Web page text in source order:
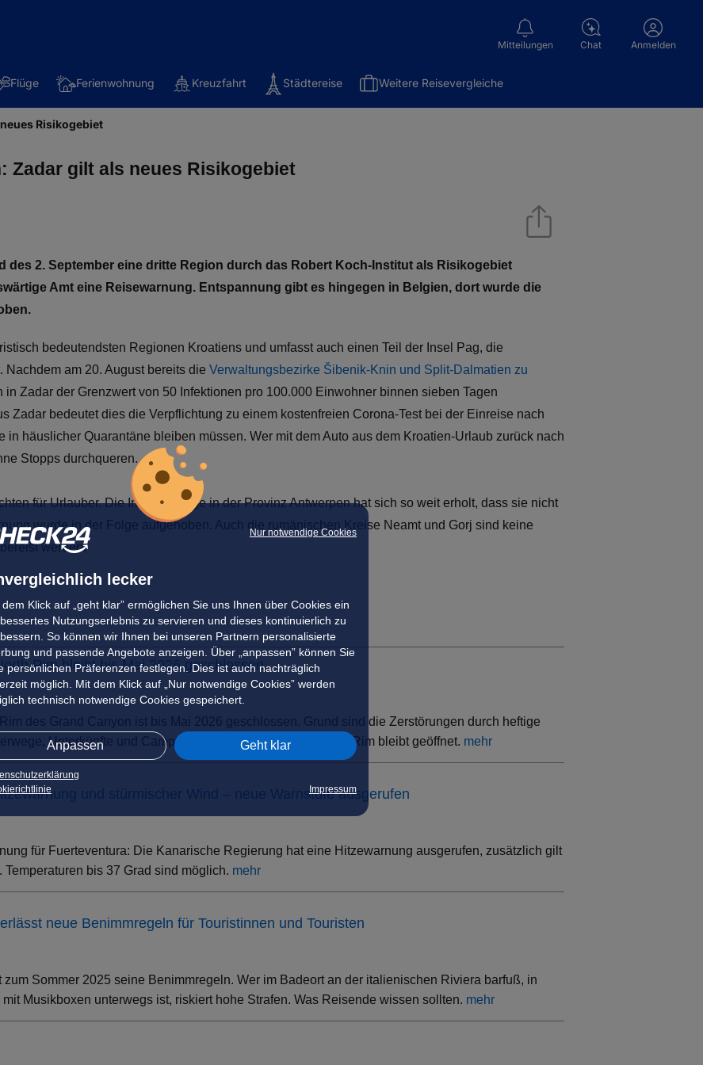
Nur notwendige Cookies
lecker
dem Klick auf „geht klar” ermöglichen Sie uns Ihnen über Cookies ein
Nutzungserlebnis zu servieren und dieses kontinuierlich zu
So können wir Ihnen bei unseren Partnern personalisierte
und passende Angebote anzeigen. Über „anpassen” können Sie
persönlichen Präferenzen festlegen. Dies ist auch nachträglich
möglich. Mit dem Klick auf „Nur notwendige Cookies” werden
technisch notwendige Cookies gespeichert.
Anpassen Geht klar
Impressum
Mitteilungen Chat Anmelden
Flüge Ferienwohnung Kreuzfahrt Städtereise Weitere Reisevergleiche
Risikogebiet
Zadar gilt als neues Risikogebiet
des 2. September eine dritte Region durch das Robert Koch-Institut als Risikogebiet
Amt eine Reisewarnung. Entspannung gibt es hingegen in Belgien, dort wurde die
bedeutendsten Regionen Kroatiens und umfasst auch einen Teil der Insel Pag, die
am 20. August bereits die Verwaltungsbezirke Šibenik-Knin und Split-Dalmatien zu
in Zadar der Grenzwert von 50 Infektionen pro 100.000 Einwohner binnen sieben Tagen
Zadar bedeutet dies die Verpflichtung zu einem kostenfreien Corona-Test bei der Einreise nach
in häuslicher Quarantäne bleiben müssen. Wer mit dem Auto aus dem Kroatien-Urlaub zurück nach
Stopps durchqueren.
für Urlauber. Die Infektionslage in der Provinz Antwerpen hat sich so weit erholt, dass sie nicht
wurde in der Folge aufgehoben. Auch die rumänischen Kreise Neamt und Gorj sind keine
werden.
Rim bleibt bis Mai 2026 geschlossen
des Grand Canyon ist bis Mai 2026 geschlossen. Grund sind die Zerstörungen durch heftige
Unterkünfte und Campsites sind betroffen – der South Rim bleibt geöffnet. mehr
und stürmischer Wind – neue Warnstufe ausgerufen
für Fuerteventura: Die Kanarische Regierung hat eine Hitzewarnung ausgerufen, zusätzlich gilt
bis 37 Grad sind möglich. mehr
neue Benimmregeln für Touristinnen und Touristen
zum Sommer 2025 seine Benimmregeln. Wer im Badeort an der italienischen Riviera barfuß, in
Musikboxen unterwegs ist, riskiert hohe Strafen. Was Reisende wissen sollten. mehr